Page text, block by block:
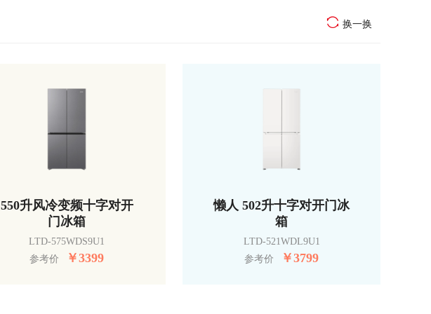
换一换
550升风冷变频十字对开
门冰箱
LTD-575WDS9U1
参考价
￥3399
懒人 502升十字对开门冰
箱
LTD-521WDL9U1
参考价
￥3799